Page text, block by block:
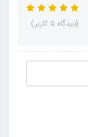
(دیدگاه 5 کاربر)